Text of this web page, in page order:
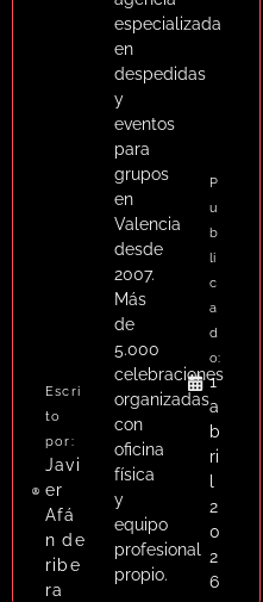
Escri
to
por:
Javi
er
Afá
n de
ribe
ra
especializada
en
despedidas
y
eventos
para
grupos
en
Valencia
desde
2007.
Más
de
5.000
celebraciones
organizadas
con
oficina
física
y
equipo
profesional
propio.
P
u
b
li
c
a
d
o:
1
a
b
ri
2
0
2
6